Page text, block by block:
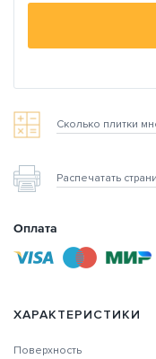
Сколько плитки
Распечатать
Оплата
ХАРАКТЕРИСТИКИ
Поверхность